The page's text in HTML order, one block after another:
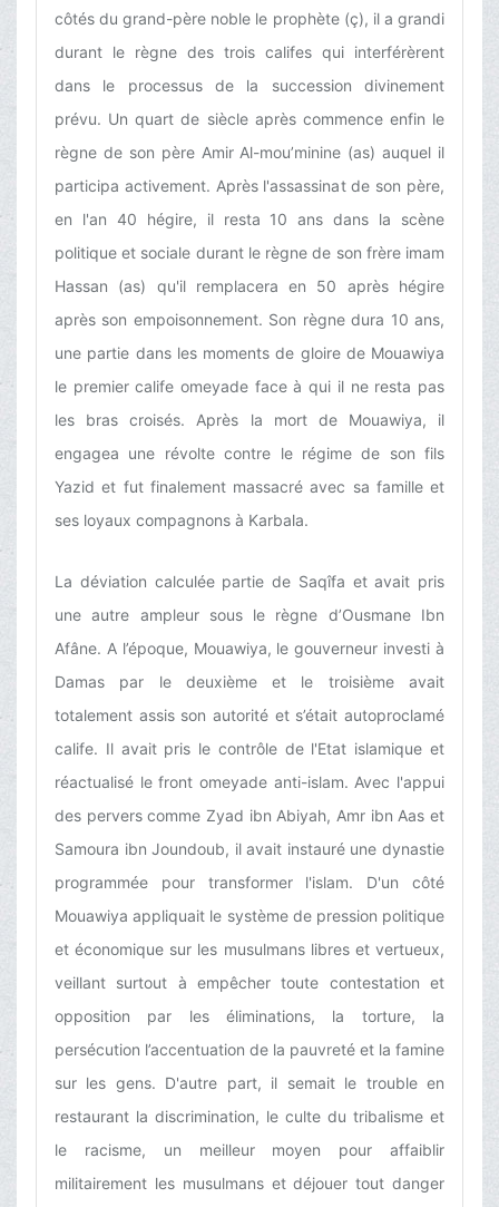
côtés du grand-père noble le prophète (ç), il a grandi
durant le règne des trois califes qui interférèrent
dans le processus de la succession divinement
prévu. Un quart de siècle après commence enfin le
règne de son père Amir Al-mou’minine (as) auquel il
participa activement. Après l'assassinat de son père,
en l'an 40 hégire, il resta 10 ans dans la scène
politique et sociale durant le règne de son frère imam
Hassan (as) qu'il remplacera en 50 après hégire
après son empoisonnement. Son règne dura 10 ans,
une partie dans les moments de gloire de Mouawiya
le premier calife omeyade face à qui il ne resta pas
les bras croisés. Après la mort de Mouawiya, il
engagea une révolte contre le régime de son fils
Yazid et fut finalement massacré avec sa famille et
ses loyaux compagnons à Karbala.
La déviation calculée partie de Saqîfa et avait pris
une autre ampleur sous le règne d’Ousmane Ibn
Afâne. A l’époque, Mouawiya, le gouverneur investi à
Damas par le deuxième et le troisième avait
totalement assis son autorité et s’était autoproclamé
calife. Il avait pris le contrôle de l'Etat islamique et
réactualisé le front omeyade anti-islam. Avec l'appui
des pervers comme Zyad ibn Abiyah, Amr ibn Aas et
Samoura ibn Joundoub, il avait instauré une dynastie
programmée pour transformer l'islam. D'un côté
Mouawiya appliquait le système de pression politique
et économique sur les musulmans libres et vertueux,
veillant surtout à empêcher toute contestation et
opposition par les éliminations, la torture, la
persécution l’accentuation de la pauvreté et la famine
sur les gens. D'autre part, il semait le trouble en
restaurant la discrimination, le culte du tribalisme et
le racisme, un meilleur moyen pour affaiblir
militairement les musulmans et déjouer tout danger